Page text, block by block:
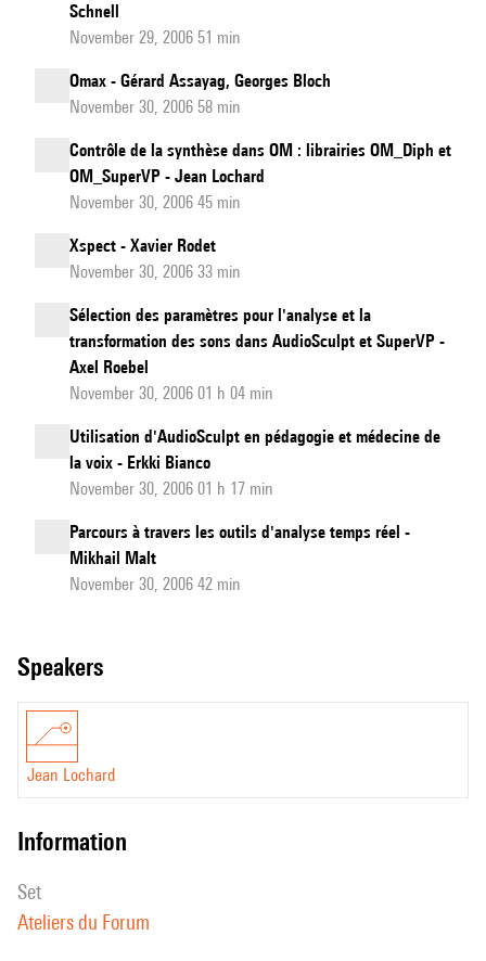
Schnell
November 29, 2006 51 min
Omax - Gérard Assayag, Georges Bloch
November 30, 2006 58 min
Contrôle de la synthèse dans OM : librairies OM_Diph et
OM_SuperVP - Jean Lochard
November 30, 2006 45 min
Xspect - Xavier Rodet
November 30, 2006 33 min
Sélection des paramètres pour l'analyse et la
transformation des sons dans AudioSculpt et SuperVP -
Axel Roebel
November 30, 2006 01 h 04 min
Utilisation d'AudioSculpt en pédagogie et médecine de
la voix - Erkki Bianco
November 30, 2006 01 h 17 min
Parcours à travers les outils d'analyse temps réel -
Mikhail Malt
November 30, 2006 42 min
speakers
Jean Lochard
information
set
Ateliers du Forum